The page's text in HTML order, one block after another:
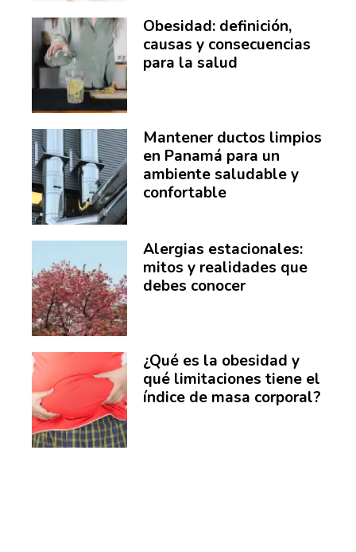
Obesidad: definición,
causas y consecuencias
para la salud
Mantener ductos limpios
en Panamá para un
ambiente saludable y
confortable
Alergias estacionales:
mitos y realidades que
debes conocer
¿Qué es la obesidad y
qué limitaciones tiene el
índice de masa corporal?